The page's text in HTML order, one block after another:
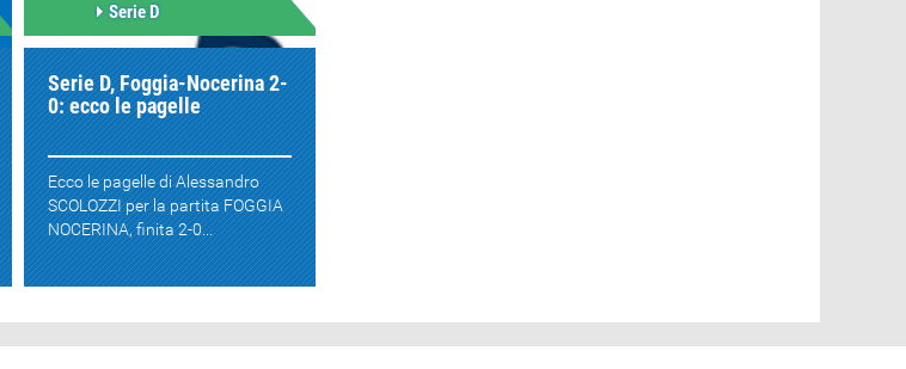
Serie D
Serie D, Foggia-Nocerina 2-
0: ecco le pagelle
Ecco le pagelle di Alessandro
SCOLOZZI per la partita FOGGIA
NOCERINA, finita 2-0...